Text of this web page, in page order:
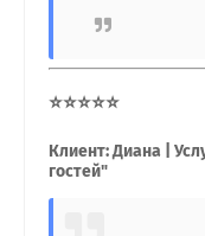
⭐⭐⭐⭐⭐
Клиент: Диана |
гостей"